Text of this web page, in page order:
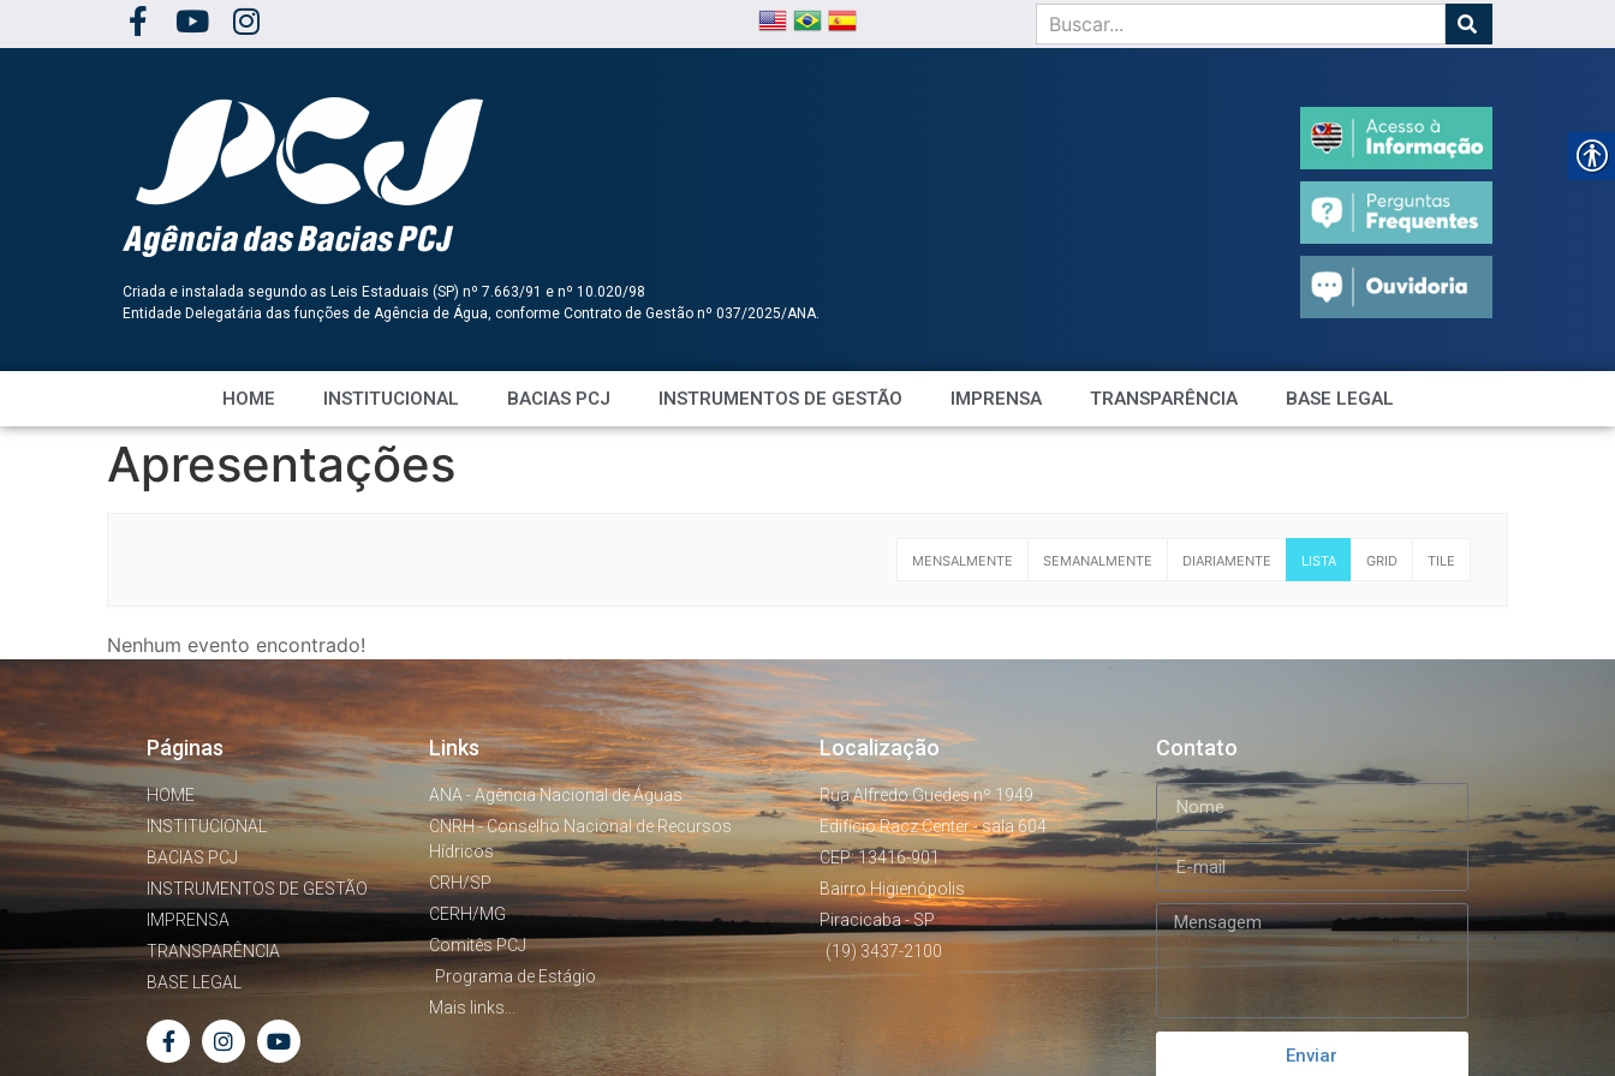
Criada e instalada segundo as Leis Estaduais (SP) nº 7.663/91 e nº 10.020/98
Entidade Delegatária das funções de Agência de Água, conforme Contrato de Gestão nº 037/2025/ANA.
HOME INSTITUCIONAL BACIAS PCJ INSTRUMENTOS DE GESTÃO IMPRENSA TRANSPARÊNCIA BASE LEGAL
Apresentações
MENSALMENTE SEMANALMENTE DIARIAMENTE LISTA GRID TILE
Nenhum evento encontrado!
Páginas
HOME
INSTITUCIONAL
BACIAS PCJ
INSTRUMENTOS DE GESTÃO
IMPRENSA
TRANSPARÊNCIA
BASE LEGAL
Links
ANA - Agência Nacional de Águas
CNRH - Conselho Nacional de Recursos
Hídricos
CRH/SP
CERH/MG
Comitês PCJ
Programa de Estágio
Mais links...
Localização
Rua Alfredo Guedes nº 1949
Edifício Racz Center - sala 604
CEP: 13416-901
Bairro Higienópolis
Piracicaba - SP
(19) 3437-2100
Contato
Enviar